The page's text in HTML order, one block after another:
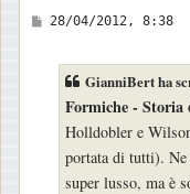
M
28/04/2012, 8:38
GianniBert ha
Formiche - Storia
Holldobler e
portata di tutti). Ne
super lusso, ma è